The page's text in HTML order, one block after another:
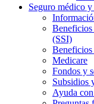
Seguro médico
Beneficios
(SSI)
Medicare
Fondos y
Subsidios
Ayuda